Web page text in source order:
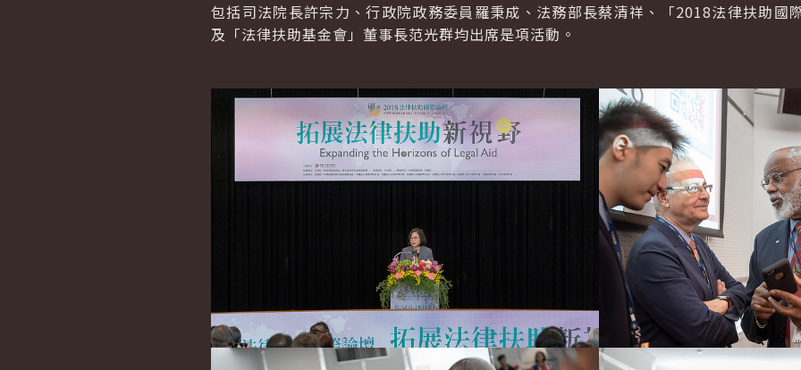
包括司法院長許宗力、行政院政務委員羅秉成、法務部長蔡清祥、「2018法律扶助國
及「法律扶助基金會」董事長范光群均出席是項活動。